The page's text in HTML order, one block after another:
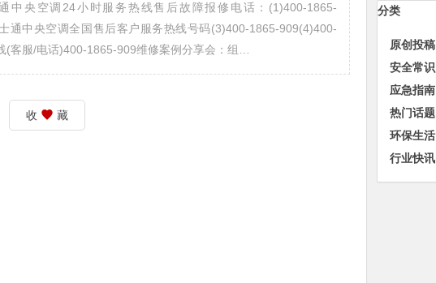
中央空调24小时服务热线售后故障报修电话：(1)400-1865-
通中央空调全国售后客户服务热线号码(3)400-1865-909(4)400-
客服/电话)400-1865-909维修案例分享会：组…
收 藏
分类
原创投稿
安全常识
应急指南
热门话题
环保生活
行业快讯